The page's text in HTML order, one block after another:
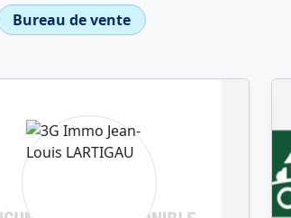
Bureau de vente